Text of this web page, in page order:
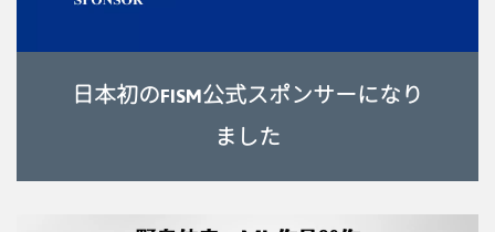
日本初のFISM公式スポンサーになり
ました